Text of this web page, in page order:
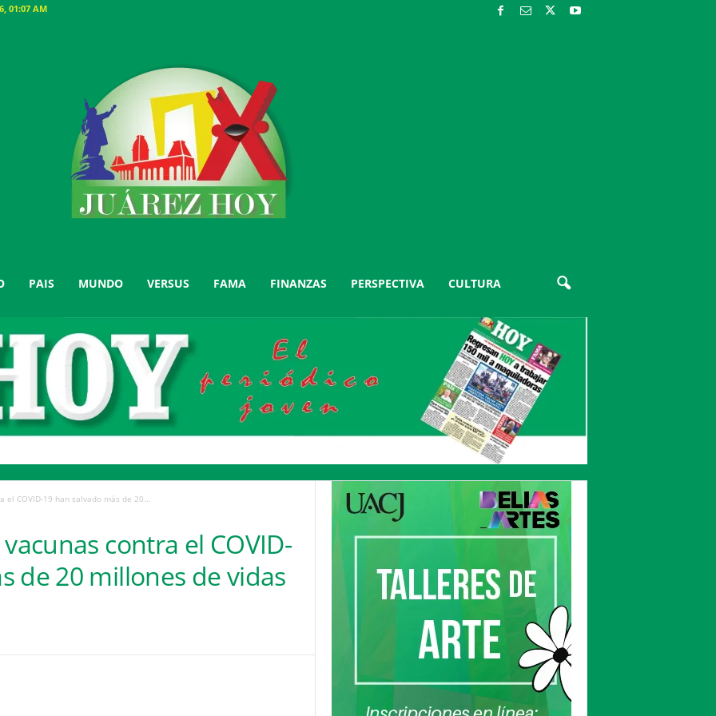
01:07 AM
PAIS MUNDO VERSUS FAMA FINANZAS PERSPECTIVA CULTURA
el COVID-19 han salvado más de 20...
contra el COVID-
de 20 millones de vidas